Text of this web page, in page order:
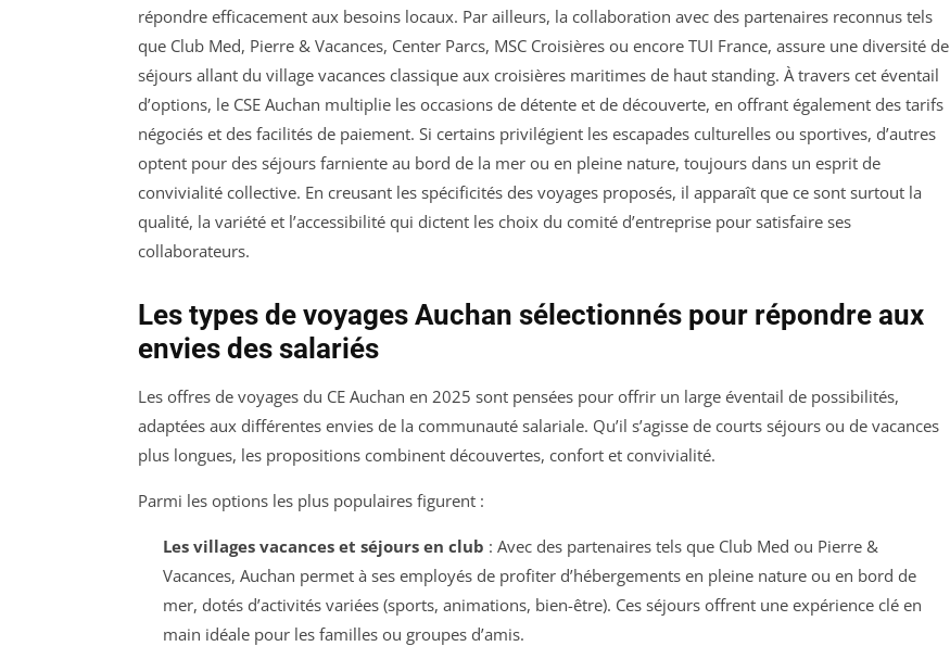
répondre efficacement aux besoins locaux. Par ailleurs, la collaboration avec des partenaires reconnus tels
que Club Med, Pierre & Vacances, Center Parcs, MSC Croisières ou encore TUI France, assure une diversité de
séjours allant du village vacances classique aux croisières maritimes de haut standing. À travers cet éventail
d’options, le CSE Auchan multiplie les occasions de détente et de découverte, en offrant également des tarifs
négociés et des facilités de paiement. Si certains privilégient les escapades culturelles ou sportives, d’autres
optent pour des séjours farniente au bord de la mer ou en pleine nature, toujours dans un esprit de
convivialité collective. En creusant les spécificités des voyages proposés, il apparaît que ce sont surtout la
qualité, la variété et l’accessibilité qui dictent les choix du comité d’entreprise pour satisfaire ses
collaborateurs.
Les types de voyages Auchan sélectionnés pour répondre aux
envies des salariés
Les offres de voyages du CE Auchan en 2025 sont pensées pour offrir un large éventail de possibilités,
adaptées aux différentes envies de la communauté salariale. Qu’il s’agisse de courts séjours ou de vacances
plus longues, les propositions combinent découvertes, confort et convivialité.
Parmi les options les plus populaires figurent :
Les villages vacances et séjours en club : Avec des partenaires tels que Club Med ou Pierre &
Vacances, Auchan permet à ses employés de profiter d’hébergements en pleine nature ou en bord de
mer, dotés d’activités variées (sports, animations, bien-être). Ces séjours offrent une expérience clé en
main idéale pour les familles ou groupes d’amis.